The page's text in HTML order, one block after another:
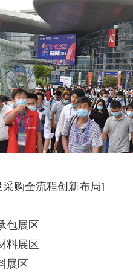
购全流程创新布局]
包展区
料展区
展区